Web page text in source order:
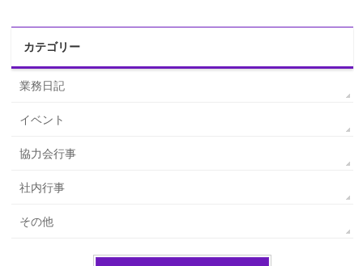
カテゴリー
業務日記
イベント
協力会行事
社内行事
その他